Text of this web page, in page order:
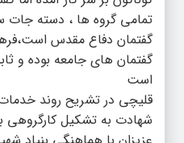
تمامی گروه ها ، دسته جات
گفتمان دفاع مقدس
گفتمان های جامعه بوده و
است
قلیچی در تشریح روند خدمات
شهادت به تشکیل کارگروهی